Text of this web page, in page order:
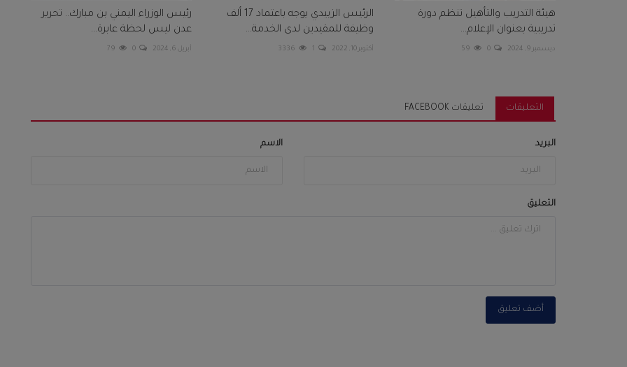
هيئة التدريب والتأهيل تنظم دورة
تدريبية بعنوان الإعلام...
ديسمبر 9, 2024 0
59
الرئيس الزبيدي يوجه باعتماد 17 ألف
وظيفة للمقيدين لدى الخدمة...
أكتوبر 10, 2022 1
3336
رئيس الوزراء اليمني بن مبارك.. تحرير
عدن ليس لحظة عابرة...
أبريل 6, 2024 0
79
التعليقات تعليقات FACEBOOK
الاسم البريد
التعليق
أضف تعليق